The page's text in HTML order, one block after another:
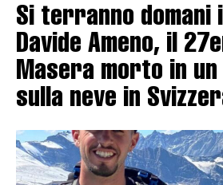
Si terranno domani
Davide Ameno, il
Masera morto in
sulla neve in